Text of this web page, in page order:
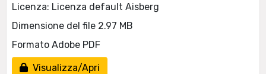
Licenza: Licenza default Aisberg
Dimensione del file 2.97 MB
Formato Adobe PDF
Visualizza/Apri